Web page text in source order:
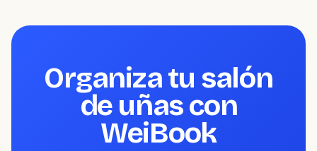
Organiza tu salón
de uñas con
WeiBook